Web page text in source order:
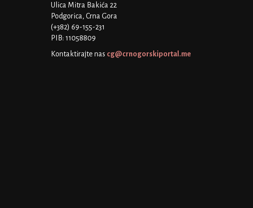
Ulica Mitra Bakića 22
Podgorica, Crna Gora
(+382) 69-155-231
PIB: 11058809
Kontaktirajte nas cg@crnogorskiportal.me